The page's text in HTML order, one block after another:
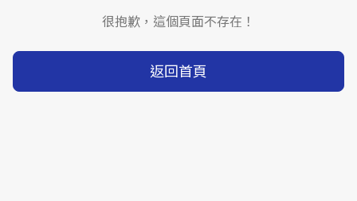
很抱歉，這個頁面不存在！
返回首頁